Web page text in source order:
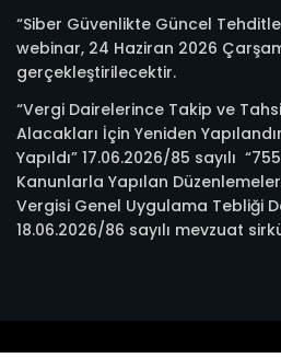
“Siber Güvenlikte Güncel
webinar, 24 Haziran 2026
gerçekleştirilecektir.
“Vergi Dairelerince Takip ve
Alacakları İçin Yeniden
Yapıldı” 17.06.2026/85 sayılı
Kanunlarla Yapılan
Vergisi Genel Uygulama Tebliği
18.06.2026/86 sayılı mevzuat